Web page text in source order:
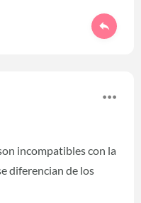
incompatibles con la
diferencian de los